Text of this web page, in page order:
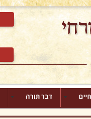
דבר תורה